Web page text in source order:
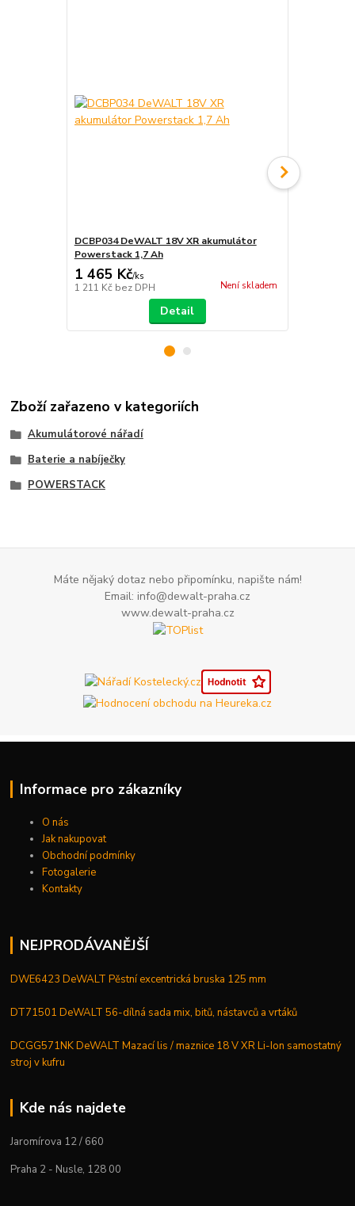
DCBP034 DeWALT 18V XR akumulátor
Powerstack 1,7 Ah
1 465 Kč/ks
1 211 Kč bez DPH Není skladem
Detail
Zboží zařazeno v kategoriích
Akumulátorové nářadí
Baterie a nabíječky
POWERSTACK
Máte nějaký dotaz nebo připomínku, napište nám!
Email: info@dewalt-praha.cz
www.dewalt-praha.cz
Informace pro zákazníky
O nás
Jak nakupovat
Obchodní podmínky
Fotogalerie
Kontakty
NEJPRODÁVANĚJŠÍ
DWE6423 DeWALT Pěstní excentrická bruska 125 mm
DT71501 DeWALT 56-dílná sada mix, bitů, nástavců a vrtáků
DCGG571NK DeWALT Mazací lis / maznice 18 V XR Li-Ion samostatný
stroj v kufru
Kde nás najdete
Jaromírova 12 / 660
Praha 2 - Nusle, 128 00